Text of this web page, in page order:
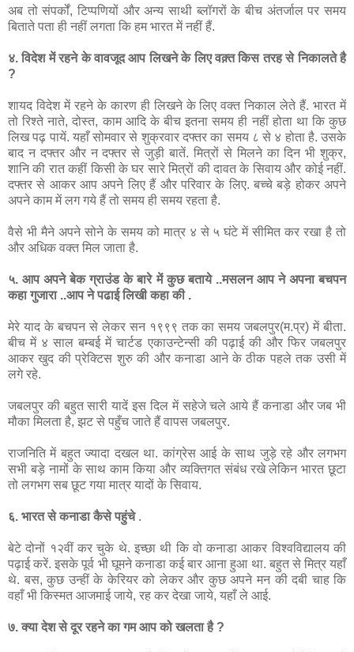
अब तो संपर्कों,टिप्पणियों और अन्य साथी ब्लॉगरों के बीच अंतर्जाल पर समय
बिताते पता ही नहीं लगता कि हम भारत में नहीं हैं.
४.विदेश में रहने के वावजूद आप लिखने के लिए वक़्त किस तरह से निकालते है
?
शायद विदेश में रहने के कारण ही लिखने के लिए वक्त निकाल लेते हैं.भारत में
तो रिश्ते नाते,दोस्त, काम आदि के बीच इतना समय ही नहीं होता था कि कुछ
लिख पढ़ पायें. यहाँ सोमवार से शुक्रवार दफ्तर का समय ८ से ४ होता है.उसके
बाद न दफ्तर और न दफ्तर से जुड़ी बातें. मित्रों से मिलने का दिन भी शुक्र,
शानि की रात कहीं किसी के घर सारे मित्रों की दावत के सिवाय और कोई नहीं.
दफ्तर से आकर आप अपने लिए हैं और परिवार के लिए. बच्चे बड़े होकर अपने
अपने काम में लग गये हैं तो समय ही समय रहता है.
वैसे भी मैने अपने सोने के समय को मात्र ४ से ५ घंटे में सीमित कर रखा है तो
और अधिक वक्त मिल जाता है.
५.आप अपने बेक ग्राउंड के बारे में कुछ बताये..मसलन आप ने अपना बचपन
कहा गुजारा..आप ने पढाई लिखी कहा की.
मेरे याद के बचपन से लेकर सन १९९९ तक का समय जबलपुर(म.प्र)में बीता.
बीच में ४ साल बम्बई में चार्टड एकाउन्टेन्सी की पढ़ाई की और फिर जबलपुर
आकर खुद की प्रेक्टिस शुरु की और कनाडा आने के ठीक पहले तक उसी में
लगे रहे.
जबलपुर की बहुत सारी यादें इस दिल में सहेजे चले आये हैं कनाडा और जब भी
मौका मिलता है, झट से पहुँच जाते हैं वापस जबलपुर.
राजनिति में बहुत ज्यादा दखल था. कांग्रेस आई के साथ जुड़े रहे और लगभग
सभी बड़े नामों के साथ काम किया और व्यक्तिगत संबंध रखे लेकिन भारत छूटा
तो लगभग सब छूट गया मात्र यादों के सिवाय.
६. भारत से कनाडा कैसे पहुंचे .
बेटे दोनों १२वीं कर चुके थे. इच्छा थी कि वो कनाडा आकर विश्वविद्यालय की
पढ़ाई करें.इसके पूर्व भी घूमने कनाडा कई बार आना हुआ था. बहुत से मित्र यहाँ
थे. बस,कुछ उन्हीं के केरियर को लेकर और कुछ अपने मन की दबी चाह कि
वहाँ भी किस्मत आजमाई जाये, रह कर देखा जाये, यहाँ ले आई.
७.क्या देश से दूर रहने का गम आप को खलता है?